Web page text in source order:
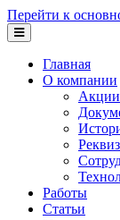
Перейти к
Главная
О компании
Акции
Работы
Статьи